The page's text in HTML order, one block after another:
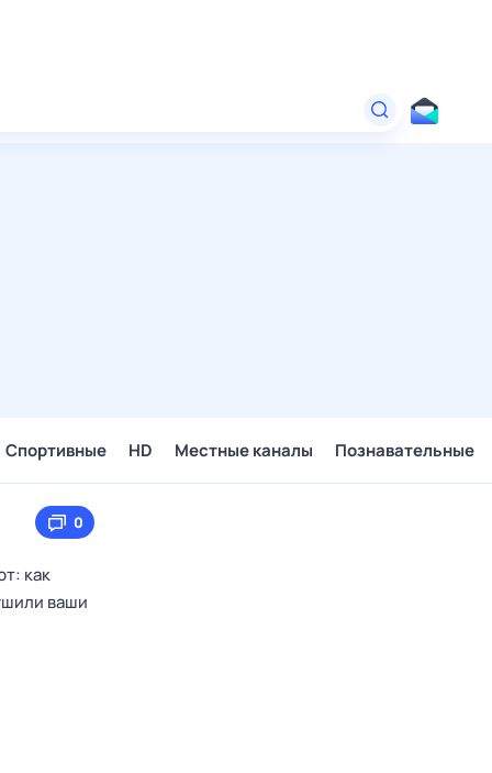
Спортивные HD Местные каналы Познавательные
0
как
ваши